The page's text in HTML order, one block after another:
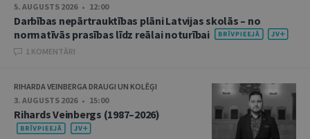
5. AUGUSTS 2026 • 12:00
Darbības nepārtrauktības plāni Latvijas skolās – no
normatīvās prasības līdz reālai noturībai
1 KOMENTĀRI
RIHARDA VEINBERGA DRAUGI UN KOLĒĢI
3. AUGUSTS 2026 • 15:00
Rihards Veinbergs (1987–2026)